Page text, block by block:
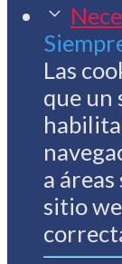
Las
que un
a
sitio